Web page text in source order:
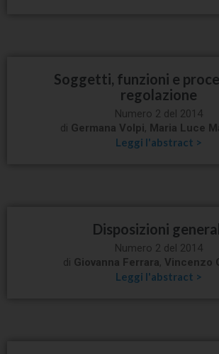
Soggetti, funzioni e
regolazione
Numero 2 del 2014
di Germana Volpi, Maria Luce
Leggi l'abstract >
Disposizioni
Numero 2 del 2014
di Giovanna Ferrara, Vincenzo
Leggi l'abstract >